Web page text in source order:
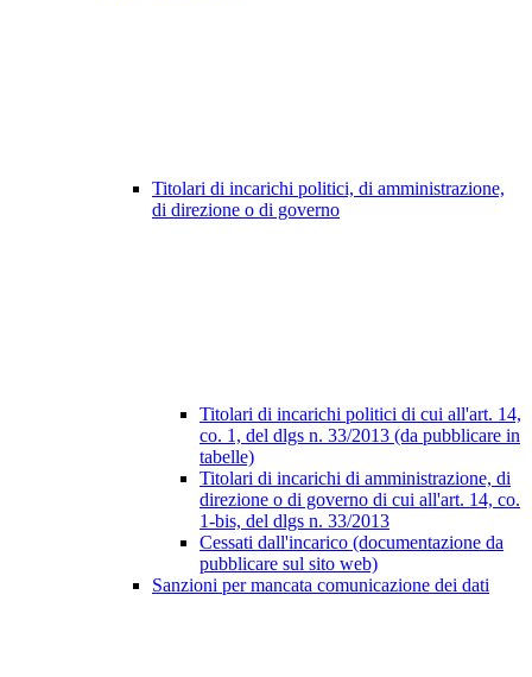
Titolari di incarichi politici, di amministrazione,
di direzione o di governo
Titolari di incarichi politici di cui all'art. 14,
co. 1, del dlgs n. 33/2013 (da pubblicare in
tabelle)
Titolari di incarichi di amministrazione, di
direzione o di governo di cui all'art. 14, co.
1-bis, del dlgs n. 33/2013
Cessati dall'incarico (documentazione da
pubblicare sul sito web)
Sanzioni per mancata comunicazione dei dati